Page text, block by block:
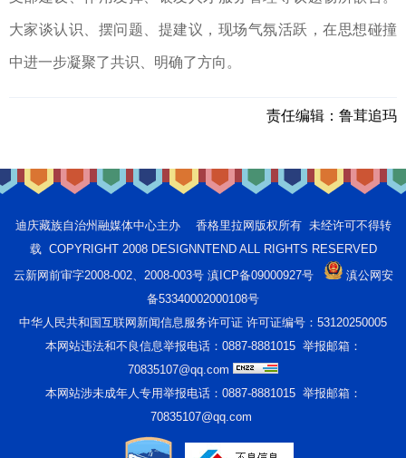
大家谈认识、摆问题、提建议，现场气氛活跃，在思想碰撞
中进一步凝聚了共识、明确了方向。
责任编辑： 鲁茸追玛
迪庆藏族自治州融媒体中心主办 香格里拉网版权所有 未经许可不得转
载 COPYRIGHT 2008 DESIGNNTEND ALL RIGHTS RESERVED
云新网前审字2008-002、2008-003号 滇ICP备09000927号
滇公网安
备53340002000108号
中华人民共和国互联网新闻信息服务许可证 许可证编号：53120250005
本网站违法和不良信息举报电话：0887-8881015 举报邮箱：
70835107@qq.com
本网站涉未成年人专用举报电话：0887-8881015 举报邮箱：
70835107@qq.com